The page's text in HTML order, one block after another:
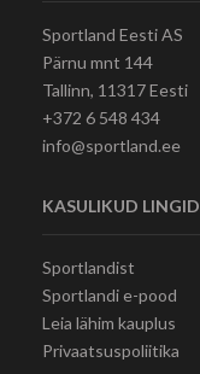
Sportland Eesti AS
Pärnu mnt 144
Tallinn, 11317 Eesti
+372 6 548 434
info@sportland.ee
KASULIKUD LINGID
Sportlandist
Sportlandi e-pood
Leia lähim kauplus
Privaatsuspoliitika